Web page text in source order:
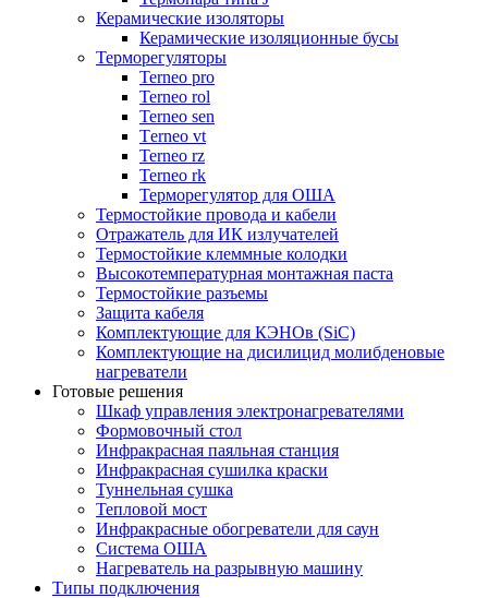
Керамические изоляторы
Керамические изоляционные бусы
Терморегуляторы
Terneo pro
Terneo rol
Terneo sen
Тerneo vt
Terneo rz
Terneo rk
Терморегулятор для ОША
Термостойкие провода и кабели
Отражатель для ИК излучателей
Термостойкие клеммные колодки
Высокотемпературная монтажная паста
Термостойкие разъемы
Защита кабеля
Комплектующие для КЭНОв (SiC)
Комплектующие на дисилицид молибденовые
нагреватели
Готовые решения
Шкаф управления электронагревателями
Формовочный стол
Инфракрасная паяльная станция
Инфракрасная сушилка краски
Туннельная сушка
Тепловой мост
Инфракрасные обогреватели для саун
Система ОША
Нагреватель на разрывную машину
Типы подключения